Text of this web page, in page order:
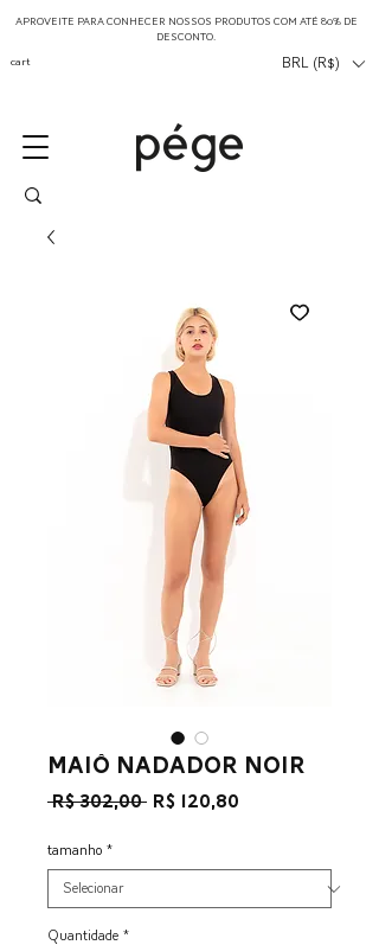
cart
APROVEITE PARA CONHECER NOSSOS PRODUTOS COM ATÉ 80% DE
DESCONTO.
BRL (R$)
Maiô Nadador Noir
R$ 302,00 Preço
R$ 120,80
tamanho *
Quantidade *